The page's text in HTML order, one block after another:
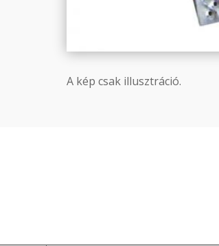
A kép csak illusztráció.